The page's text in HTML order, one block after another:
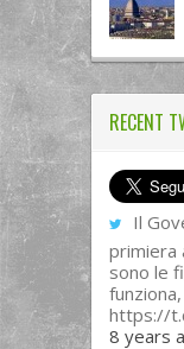
RECENT
Il
primiera
sono le
https://
8 years